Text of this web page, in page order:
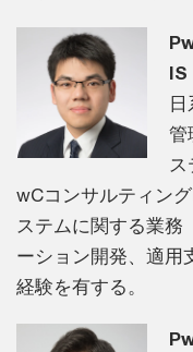
IS
管
ス
wCコンサルティン
ステムに関する業務
ーション開発、適用
経験を有する。